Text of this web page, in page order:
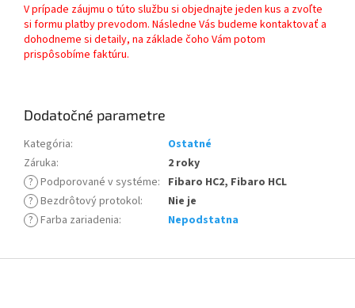
V prípade záujmu o túto službu si objednajte jeden kus a zvoľte
si formu platby prevodom. Následne Vás budeme kontaktovať a
dohodneme si detaily, na základe čoho Vám potom
prispôsobíme faktúru.
Dodatočné parametre
Kategória:
Ostatné
Záruka:
2 roky
? Podporované v systéme: Fibaro HC2, Fibaro HCL
? Bezdrôtový protokol:
Nie je
? Farba zariadenia: Nepodstatna